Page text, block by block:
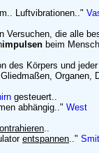
Luftvibrationen.."
Versuchen, die alle
impulsen beim
des Körpers und
, Gliedmaßen, Organen,
gesteuert..
abhängig.." West
entspannen .." Smit